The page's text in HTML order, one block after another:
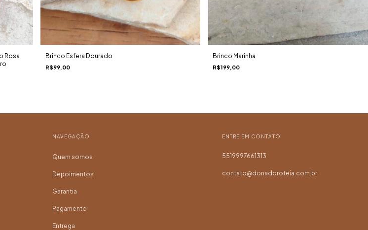
Rosa
Brinco Esfera Dourado
R$99,00
Brinco Marinha
R$199,00
NAVEGAÇÃO
Quem somos
Depoimentos
Garantia
Pagamento
Entrega
ENTRE EM CONTATO
5519997661313
contato@donadoroteia.com.br